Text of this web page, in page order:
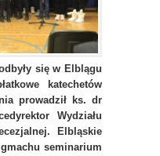
się w Elblągu
katechetów
prowadził ks. dr
Wydziału
Elbląskie
seminarium